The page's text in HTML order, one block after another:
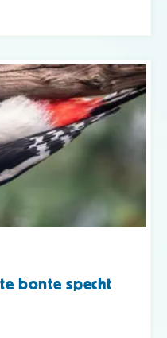
bonte specht